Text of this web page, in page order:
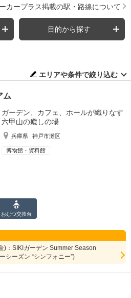
カープラス掲載の駅・路線について
目的から探す
エリアや条件で絞り込む
ム
ガーデン、カフェ、ホールが織りなす
六甲山の癒しの場
兵庫県 神戸市灘区
博物館・資料館
おむつ交換台
：SIKIガーデン Summer Season
シーズン “シンフォニー”)